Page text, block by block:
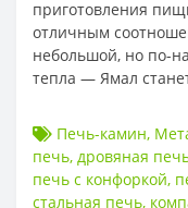
приготовления
отличным
небольшой, но по-
тепла — Ямал
Печь-камин,
печь, дровяная
печь с конфоркой,
стальная печь,